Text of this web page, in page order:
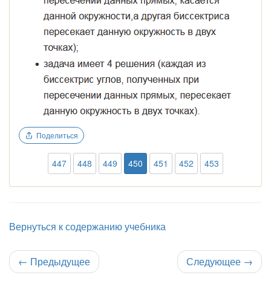
Поделиться
447 448 449 450 451 452 453
Вернуться к содержанию учебника
← Предыдущее Следующее →